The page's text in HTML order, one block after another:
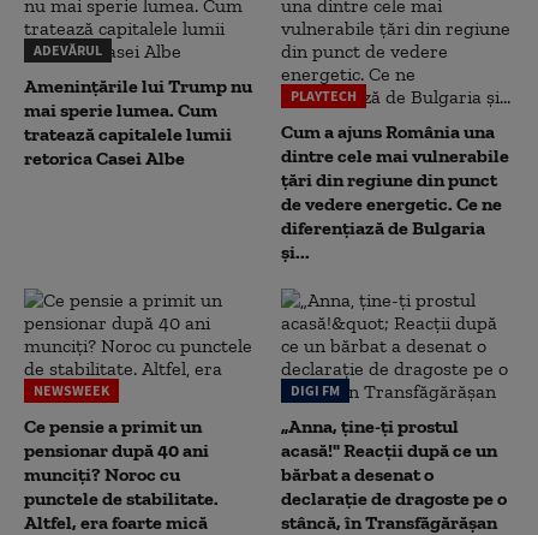
ADEVĂRUL
Amenințările lui Trump nu
mai sperie lumea. Cum
tratează capitalele lumii
retorica Casei Albe
PLAYTECH
Cum a ajuns România una
dintre cele mai vulnerabile
țări din regiune din punct
de vedere energetic. Ce ne
diferențiază de Bulgaria
și...
NEWSWEEK
Ce pensie a primit un
pensionar după 40 ani
munciți? Noroc cu
punctele de stabilitate.
Altfel, era foarte mică
DIGI FM
„Anna, ţine-ţi prostul
acasă!" Reacţii după ce un
bărbat a desenat o
declaraţie de dragoste pe o
stâncă, în Transfăgărăşan